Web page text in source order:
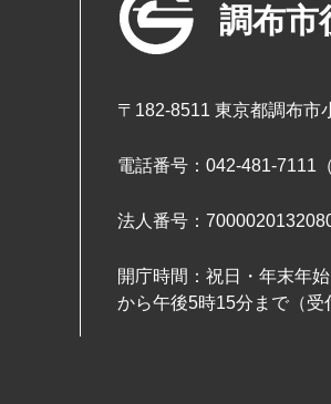
調布市
〒182-8511 東京都調布市
電話番号：042-481-7111（
法人番号：
開庁時間：祝日・年末年
から午後5時15分まで（受